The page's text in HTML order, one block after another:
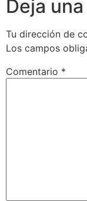
Deja
Tu dirección de
Los campos
Comentario *